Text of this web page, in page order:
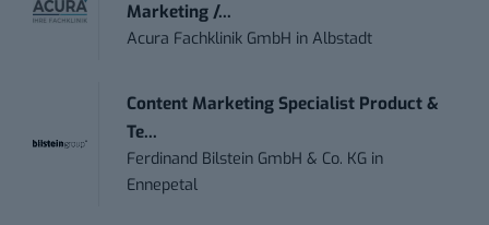
Marketing /...
Acura Fachklinik GmbH inAlbstadt
Content Marketing Specialist Product &
Te...
Ferdinand Bilstein GmbH & Co. KG in
Ennepetal